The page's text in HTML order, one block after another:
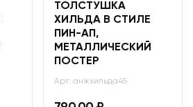
ТОЛСТУШКА
ХИЛЬДА В СТИЛЕ
ПИН-АП,
МЕТАЛЛИЧЕСКИЙ
ПОСТЕР
Арт: анжхильда45